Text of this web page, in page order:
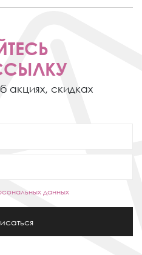
акциях, скидках
данных